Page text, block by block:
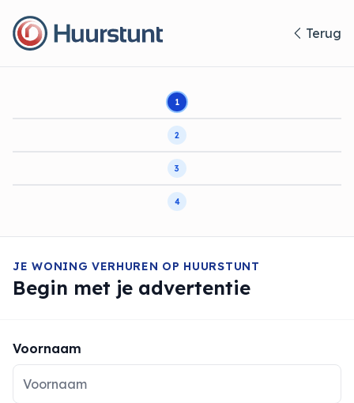
Terug
1
2
3
4
JE WONING VERHUREN OP HUURSTUNT
Begin met je advertentie
Voornaam